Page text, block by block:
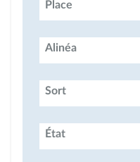
Place
Alinéa
Sort
État